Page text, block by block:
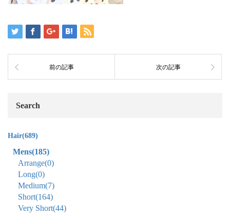
前の記事 次の記事
Search
Hair(689)
Mens(185)
Arrange(0)
Long(0)
Medium(7)
Short(164)
Very Short(44)